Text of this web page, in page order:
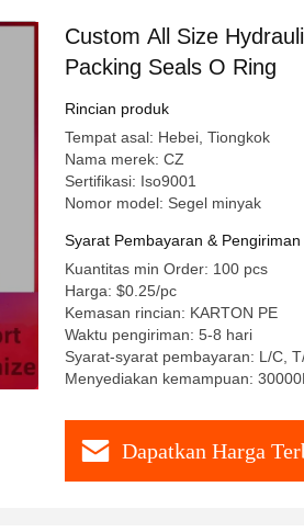
Custom All Size
Packing Seals O Ring
Rincian produk
Tempat asal: Hebei, Tiongkok
Nama merek: CZ
Sertifikasi: Iso9001
Nomor model: Segel minyak
Syarat Pembayaran & Pengiriman
Kuantitas min Order: 100 pcs
Harga: $0.25/pc
Kemasan rincian: KARTON PE
Waktu pengiriman: 5-8 hari
Syarat-syarat pembayaran: L/C,
Menyediakan kemampuan:
Dapatkan Harga